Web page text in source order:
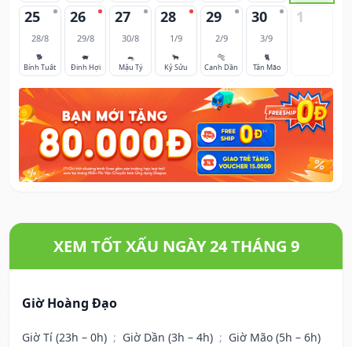
25
28/8
🐕
Bính Tuất
26
29/8
🐖
Đinh Hợi
27
30/8
🐀
Mậu Tý
28
1/9
🐂
Kỷ Sửu
29
2/9
🐅
Canh Dần
30
3/9
🐈
Tân Mão
1
XEM TỐT XẤU NGÀY 24 THÁNG 9
Giờ Hoàng Đạo
Giờ Tí (23h – 0h) ; Giờ Dần (3h – 4h) ; Giờ Mão (5h – 6h)